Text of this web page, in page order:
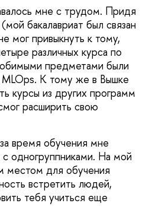
мне с трудом. Придя
бакалавриат был связан
мог привыкнуть к тому,
различных курса по
предметами были
MLOps. К тому же в Вышке
курсы из других программ
расширить свою
время обучения мне
одногруппниками. На мой
местом для обучения
встретить людей,
тебя учиться еще